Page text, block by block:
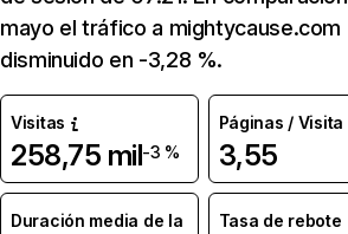
mayo el tráfico a mightycause.com
disminuido en -3,28 %.
Visitas
258,75 mil-3 %
Páginas / Visita
3,55
Duración media de la
Tasa de rebote